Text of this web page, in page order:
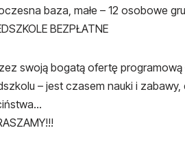
baza, małe – 12 osobowe
BEZPŁATNE
swoją bogatą ofertę
– jest czasem nauki i